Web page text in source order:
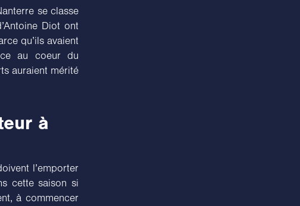
se classe
Diot ont
qu’ils avaient
au coeur du
auraient mérité
à
l’emporter
cette saison si
à commencer